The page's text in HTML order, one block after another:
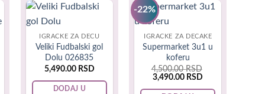
su beskrajne da se ispuni potreba 10-
starija deca.
o detetu koje kupujete. Sedmogodišnjaci počinju da
options
may
be
chosen
IGRAČKE ZA DECU
Veliki Fudbalski gol
Dolu 026835
5,490.00 RSD
DODAJ U
-22%
IGRAČKE ZA DEČAKE
Supermarket 3u1 u
koferu
4,500.00RSD
Original
3,490.00 RSD